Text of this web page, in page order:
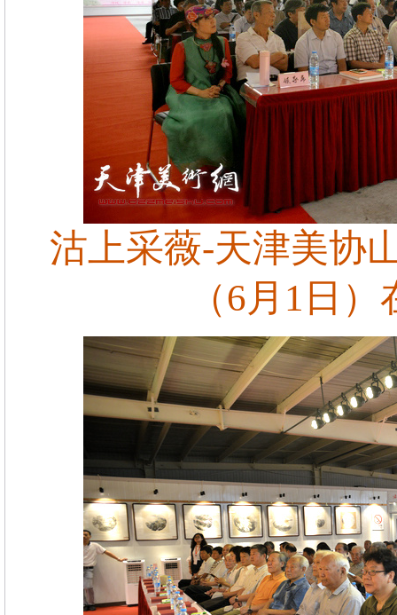
沽上采薇-天津美协
（6月1日